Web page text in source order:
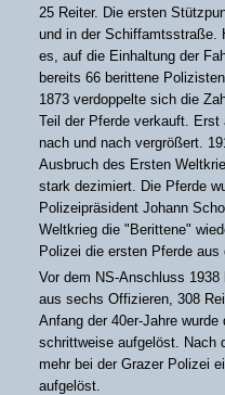
25 Reiter. Die ersten
und in der Schiffamtsstraße.
es, auf die Einhaltung der
bereits 66 berittene
1873 verdoppelte sich die
Teil der Pferde verkauft. Erst
nach und nach vergrößert.
Ausbruch des Ersten
stark dezimiert. Die Pferde
Polizeipräsident Johann
Weltkrieg die "Berittene"
Polizei die ersten Pferde aus
Vor dem NS-Anschluss
aus sechs Offizieren, 308
Anfang der 40er-Jahre wurde
schrittweise aufgelöst. Nach
mehr bei der Grazer Polizei
aufgelöst.